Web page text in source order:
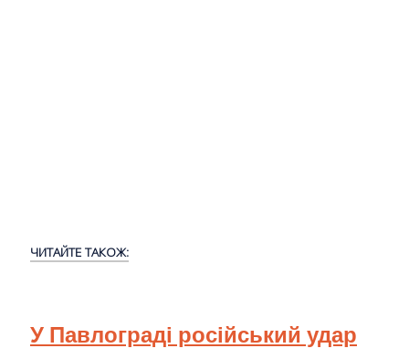
ЧИТАЙТЕ ТАКОЖ:
У Павлограді російський удар